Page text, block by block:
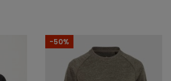
-50%